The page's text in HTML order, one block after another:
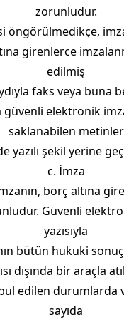
zorunludur.
öngörülmedikçe,
girenlerce
edilmiş
faks veya buna
güvenli elektronik
saklanabilen metinler
yazılı şekil yerine
c. İmza
borç altına
Güvenli
yazısıyla
bütün hukuki
dışında bir araçla
edilen durumlarda
sayıda